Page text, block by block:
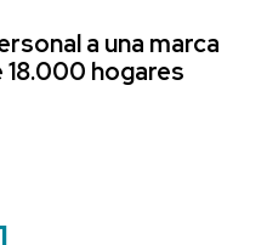
a una marca
hogares